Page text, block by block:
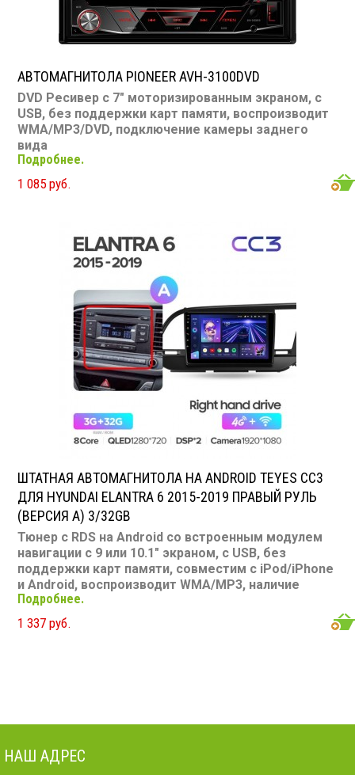
АВТОМАГНИТОЛА PIONEER AVH-3100DVD
DVD Ресивер с 7" моторизированным экраном, с
USB, без поддержки карт памяти, воспроизводит
WMA/MP3/DVD, подключение камеры заднего
вида
Размер: 1 din
Подсветка:
CD/MP3: есть
USB: есть
SD карта: нет
AUX вход: есть
Пульт: нет
Bluetooth: нет
Съемная панель: нет
RCA (линейные) выходы: 3 пары
Мощность 50 Вт х 4
Подробнее.
1 085 руб.
ШТАТНАЯ АВТОМАГНИТОЛА НА ANDROID TEYES CC3
ДЛЯ HYUNDAI ELANTRA 6 2015-2019 ПРАВЫЙ РУЛЬ
(ВЕРСИЯ А) 3/32GB
Тюнер с RDS на Android со встроенным модулем
навигации с 9 или 10.1" экраном, с USB, без
поддержки карт памяти, совместим с iPod/iPhone
и Android, воспроизводит WMA/MP3, наличие
Bluetooth, подключение камеры заднего вида,
подходит для Hyundai Elantra 6 2015-2019 правый
руль
USB: есть
AUX вход: есть
Подробнее.
1 337 руб.
НАШ АДРЕС